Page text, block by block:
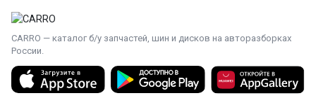
CARRO — каталог б/у запчастей, шин и дисков на авторазборках
России.